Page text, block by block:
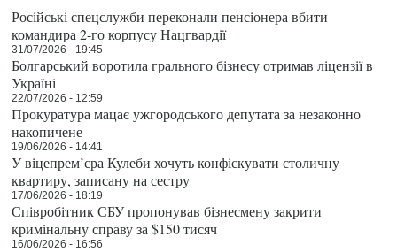
Російські спецслужби переконали пенсіонера вбити
командира 2-го корпусу Нацгвардії
31/07/2026 - 19:45
Болгарський воротила грального бізнесу отримав ліцензії в
Україні
22/07/2026 - 12:59
Прокуратура мацає ужгородського депутата за незаконно
накопичене
19/06/2026 - 14:41
У віцепрем’єра Кулеби хочуть конфіскувати столичну
квартиру, записану на сестру
17/06/2026 - 18:19
Співробітник СБУ пропонував бізнесмену закрити
кримінальну справу за $150 тисяч
16/06/2026 - 16:56